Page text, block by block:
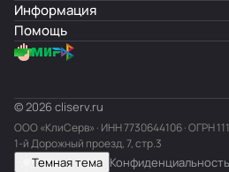
Информация
Помощь
© 2026 cliserv.ru
ООО «КлиСерв» · ИНН7730644106· ОГРН
1-й Дорожный проезд, 7, стр.3
Темная тема Конфиденциальность